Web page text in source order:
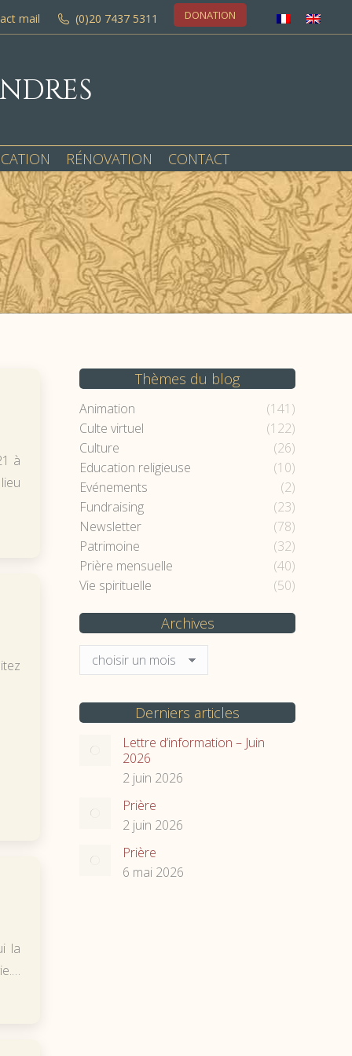
mail (0)20 7437 5311 DONATION
RÉNOVATION CONTACT
à
la
Thèmes du blog
Animation
(141)
Culte virtuel
(122)
Culture
(26)
Education religieuse
(10)
Evénements
(2)
Fundraising
(23)
Newsletter
(78)
Patrimoine
(32)
Prière mensuelle
(40)
Vie spirituelle
(50)
Archives
Archives
Derniers articles
Lettre d’information – Juin
2026
2 juin 2026
Prière
2 juin 2026
Prière
6 mai 2026